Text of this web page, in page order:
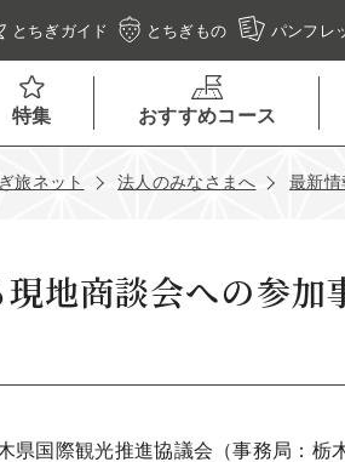
とちぎガイド とちぎもの パンフレ
特集 おすすめコース
旅ネット 法人のみなさまへ 最新情
地商談会への参加
県国際観光推進協議会（事務局：栃